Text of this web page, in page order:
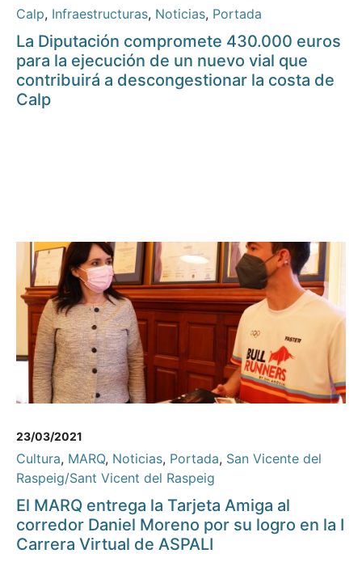
Calp, Infraestructuras, Noticias, Portada
La Diputación compromete 430.000 euros
para la ejecución de un nuevo vial que
contribuirá a descongestionar la costa de
Calp
23/03/2021
Cultura, MARQ, Noticias, Portada, San Vicente del
Raspeig/Sant Vicent del Raspeig
El MARQ entrega la Tarjeta Amiga al
corredor Daniel Moreno por su logro en la I
Carrera Virtual de ASPALI